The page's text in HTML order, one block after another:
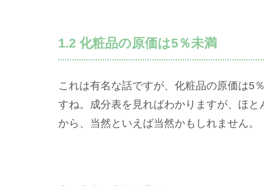
1.2 化粧品の原価は5％未満
これは有名な話ですが、化粧品の原価は5
すね。成分表を見ればわかりますが、ほ
から、当然といえば当然かもしれません。